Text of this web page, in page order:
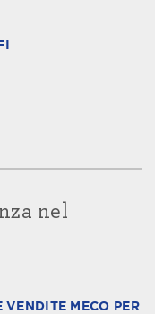
nel
MECO PER